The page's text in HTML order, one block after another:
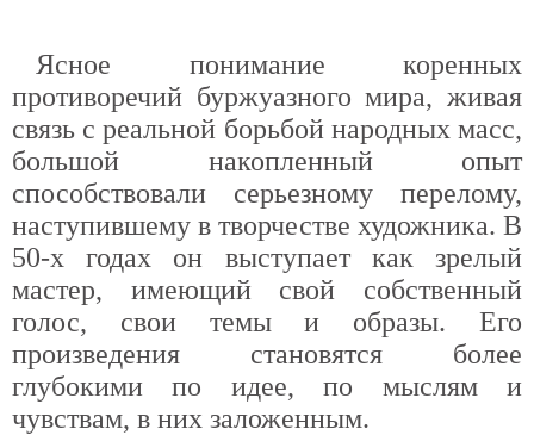
Ясное понимание коренных
противоречий буржуазного мира, живая
связь с реальной борьбой народных масс,
большой накопленный опыт
способствовали серьезному перелому,
наступившему в творчестве художника. В
50-х годах он выступает как зрелый
мастер, имеющий свой собственный
голос, свои темы и образы. Его
произведения становятся более
глубокими по идее, по мыслям и
чувствам, в них заложенным.